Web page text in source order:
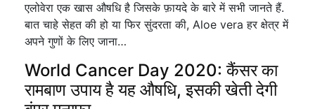
एलोवेरा एक खास औषधि है जिसके फ़ायदे के बारे में सभी जानते हैं.
बात चाहे सेहत की हो या फिर सुंदरता की, Aloe vera हर क्षेत्र में
अपने गुणों के लिए जाना…
World Cancer Day 2020: कैंसर का
रामबाण उपाय है यह औषधि, इसकी खेती देगी